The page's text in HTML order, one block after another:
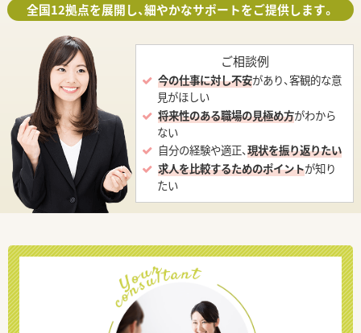
全国12拠点を展開し、細やかなサポートをご提供します。
ご相談例
今の仕事に対し不安があり、客観的な意
見がほしい
将来性のある職場の見極め方がわから
ない
自分の経験や適正、現状を振り返りたい
求人を比較するためのポイントが知り
たい